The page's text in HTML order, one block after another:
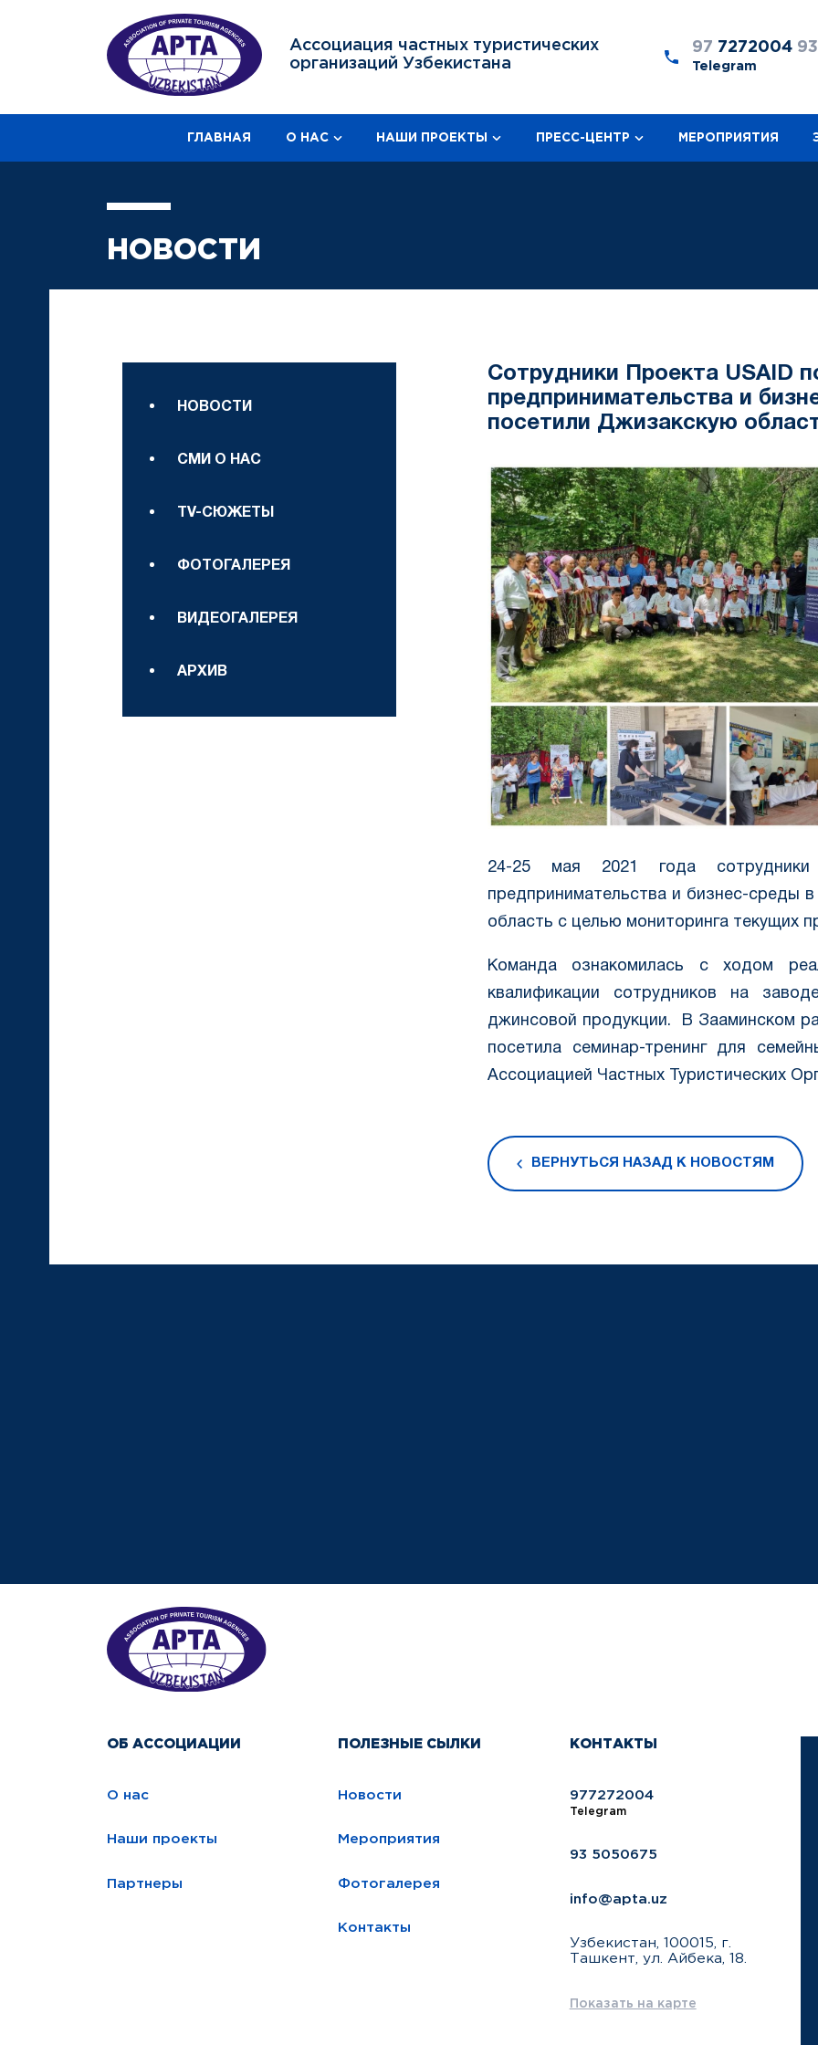
Ассоциация частных туристических
организаций Узбекистана
97 7272004
Telegram
ГЛАВНАЯ О НАС НАШИ ПРОЕКТЫ ПРЕСС-ЦЕНТР МЕРОПРИЯТИЯ
НОВОСТИ
НОВОСТИ
СМИ О НАС
TV-СЮЖЕТЫ
ФОТОГАЛЕРЕЯ
ВИДЕОГАЛЕРЕЯ
АРХИВ
Cотрудники Проекта USAID
предпринимательства и
посетили Джизакскую
24-25 мая 2021 года
предпринимательства и бизнес-среды
область с целью мониторинга текущих
Команда ознакомилась с ходом
квалификации сотрудников на
джинсовой продукции. В Зааминском
посетила семинар-тренинг для
Ассоциацией Частных Туристических
ВЕРНУТЬСЯ НАЗАД К НОВОСТЯМ
ОБ АССОЦИАЦИИ
О нас
Наши проекты
Партнеры
ПОЛЕЗНЫЕ СЫЛКИ
Новости
Мероприятия
Фотогалерея
Контакты
КОНТАКТЫ
977272004
Telegram
93 5050675
info@apta.uz
Узбекистан, 100015, г.
Ташкент, ул. Айбека, 18.
Показать на карте